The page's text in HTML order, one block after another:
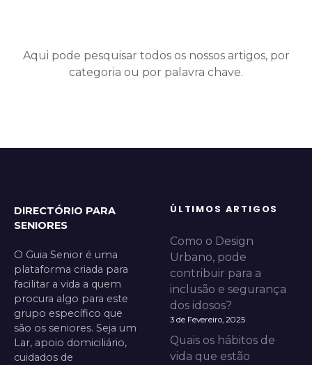
Aqui pode pesquisar todos os nossos artigos, por
categoria ou por palavra chave.
DIRECTÓRIO PARA
SENIORES
O Guia Senior é uma
plataforma criada para
facilitar a vida a quem
procura algo para este
grupo específico que
são os seniores. Seja um
Lar, apoio domiciliário,
cuidados de
ÚLTIMOS ARTIGOS
Como o Design
Urbano, pode
contribuir para a
inclusão e segurança
dos idosos?
3 de Fevereiro, 2025
Quais os hábitos de
vida que estão